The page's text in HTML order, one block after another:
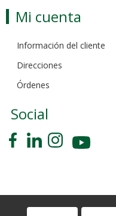
Mi cuenta
Información del cliente
Direcciones
Órdenes
Social